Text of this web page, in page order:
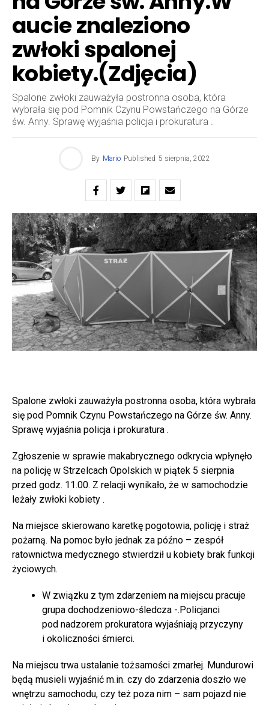
aucie znaleziono
zwłoki spalonej
kobiety.(Zdjęcia)
Spalone zwłoki zauważyła postronna osoba, która
wybrała się pod Pomnik Czynu Powstańczego na Górze
św. Anny. Sprawę wyjaśnia policja i prokuratura .
By Mario Published 5 sierpnia, 2022
Spalone zwłoki zauważyła postronna osoba, która wybrała
się pod Pomnik Czynu Powstańczego na Górze św. Anny.
Sprawę wyjaśnia policja i prokuratura .
Zgłoszenie w sprawie makabrycznego odkrycia wpłynęło
na policję w Strzelcach Opolskich w piątek 5 sierpnia
przed godz. 11.00. Z relacji wynikało, że w samochodzie
leżały zwłoki kobiety .
Na miejsce skierowano karetkę pogotowia, policję i straż
pożarną. Na pomoc było jednak za późno – zespół
ratownictwa medycznego stwierdził u kobiety brak funkcji
życiowych.
W związku z tym zdarzeniem na miejscu pracuje
grupa dochodzeniowo-śledcza -.Policjanci
pod nadzorem prokuratora wyjaśniają przyczyny
i okoliczności śmierci.
Na miejscu trwa ustalanie tożsamości zmarłej. Mundurowi
będą musieli wyjaśnić m.in. czy do zdarzenia doszło we
wnętrzu samochodu, czy też poza nim – sam pojazd nie